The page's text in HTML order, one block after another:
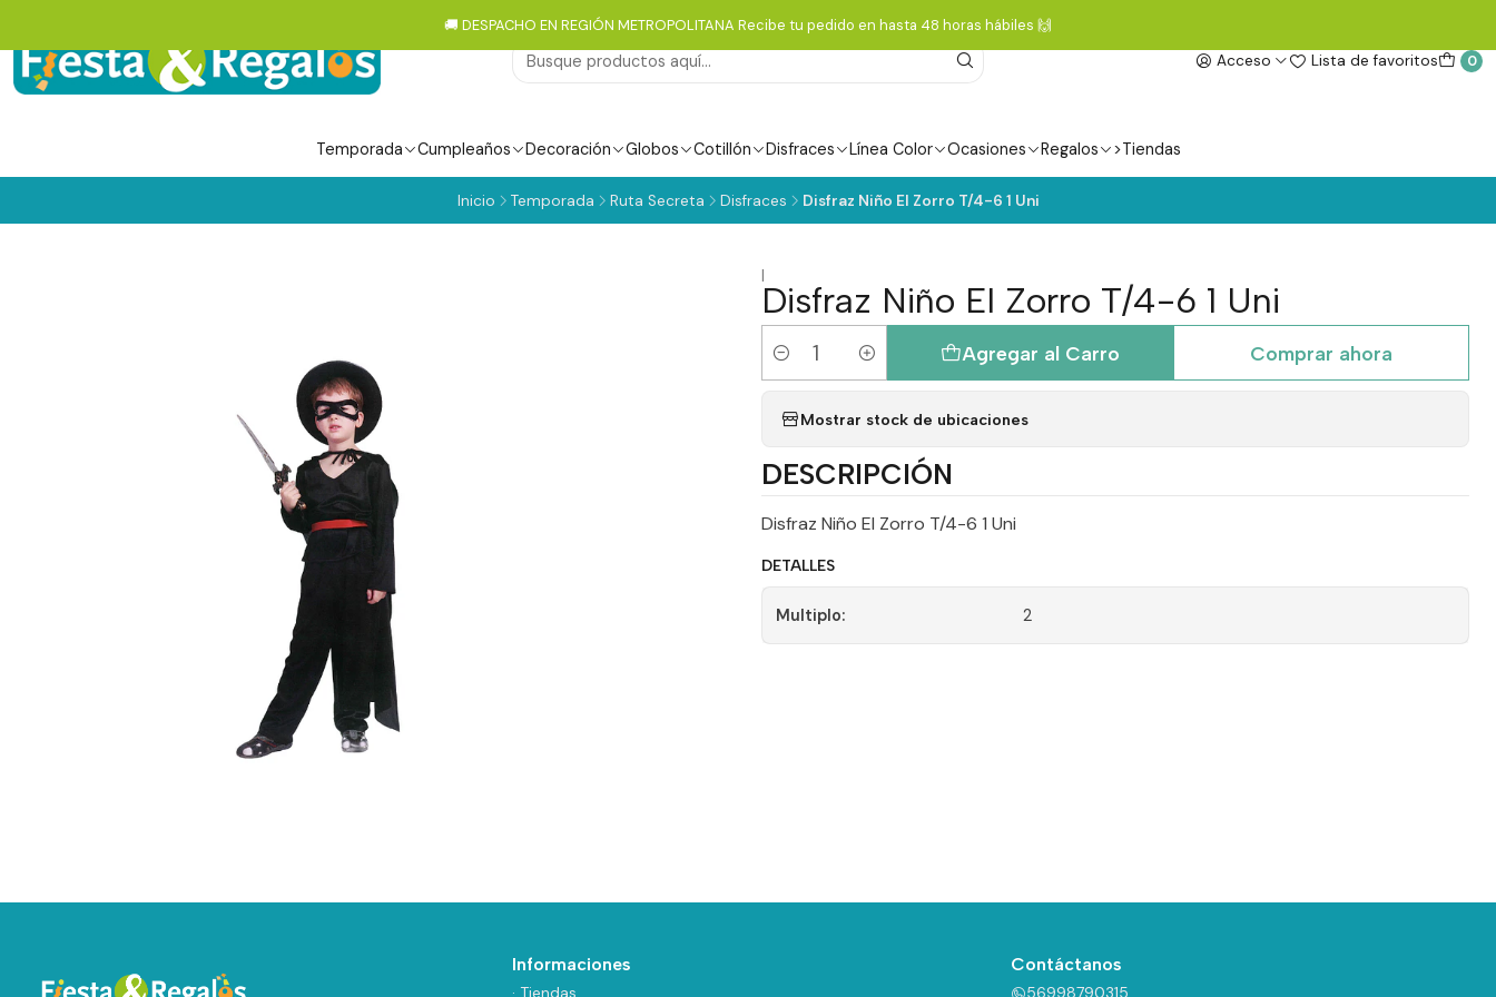
Acceso Lista de favoritos 0
Temporada Cumpleaños Decoración Globos Cotillón Disfraces Línea Color Ocasiones Regalos >Tiendas
🚚 DESPACHO EN REGIÓN METROPOLITANA Recibe tu pedido en hasta 48 horas hábiles 🙌
Inicio Temporada Ruta Secreta Disfraces Disfraz Niño El Zorro T/4-6 1 Uni
|
Disfraz Niño El Zorro T/4-6 1 Uni
Cantidad
Agregar al Carro Comprar ahora
Mostrar stock de ubicaciones
DESCRIPCIÓN
Disfraz Niño El Zorro T/4-6 1 Uni
DETALLES
Multiplo: 2
Informaciones
· Tiendas
Contáctanos
56998790315